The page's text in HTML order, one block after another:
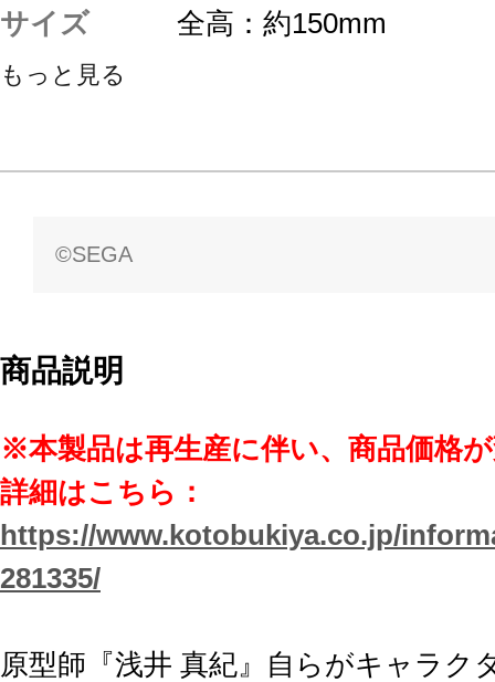
サイズ 全高：約150mm
もっと見る
©SEGA
商品説明
※本製品は再生産に伴い、商品価格
詳細はこちら：
https://www.kotobukiya.co.jp/
281335/
原型師『浅井 真紀』自らがキャラク